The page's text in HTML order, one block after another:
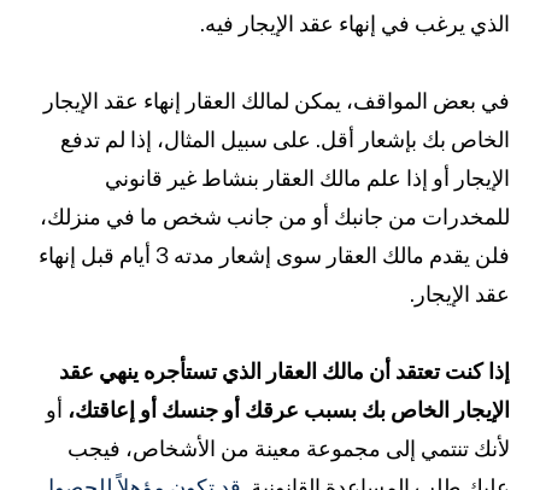
الذي يرغب في إنهاء عقد الإيجار فيه.
في بعض المواقف، يمكن لمالك العقار إنهاء عقد الإيجار
الخاص بك بإشعار أقل. على سبيل المثال، إذا لم تدفع
الإيجار أو إذا علم مالك العقار بنشاط غير قانوني
للمخدرات من جانبك أو من جانب شخص ما في منزلك،
فلن يقدم مالك العقار سوى إشعار مدته 3 أيام قبل إنهاء
عقد الإيجار.
إذا كنت تعتقد أن مالك العقار الذي تستأجره ينهي عقد
الإيجار الخاص بك بسبب عرقك أو جنسك أو إعاقتك، أو
لأنك تنتمي إلى مجموعة معينة من الأشخاص، فيجب